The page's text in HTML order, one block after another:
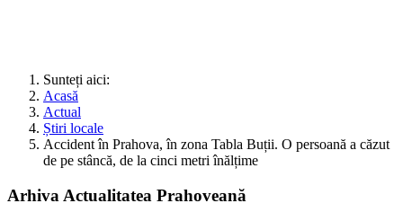
Sunteți aici:
Acasă
Actual
Știri locale
Accident în Prahova, în zona Tabla Buții. O persoană a căzut
de pe stâncă, de la cinci metri înălțime
Arhiva Actualitatea Prahoveană